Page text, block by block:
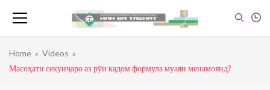
Home » Videos »
Масоҳати секунҷаро аз рӯи кадом формула муаян менамоянд?